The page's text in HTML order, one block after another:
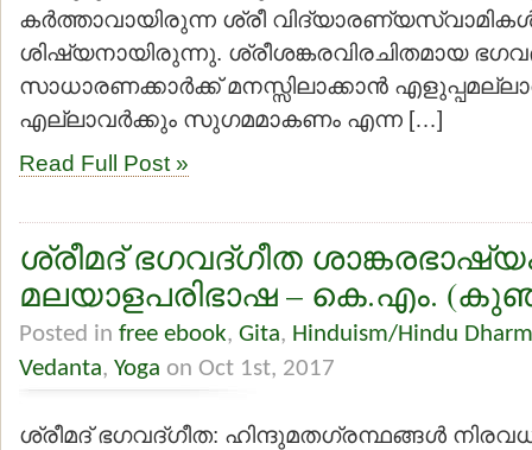
കര്‍ത്താവായിരുന്ന ശ്രീ വിദ്യാരണ്യസ്വാമികള്‍
ശിഷ്യനായിരുന്നു. ശ്രീശങ്കരവിരചിതമായ
സാധാരണക്കാര്‍ക്ക് മനസ്സിലാക്കാന്‍
എല്ലാവര്‍ക്കും സുഗമമാകണം എന്ന […]
Read Full Post »
ശ്രീമദ് ഭഗവദ്ഗീത
മലയാളപരിഭാഷ – കെ.എം.
Posted in free ebook, Gita, Hinduism/Hindu
Vedanta, Yoga on Oct 1st, 2017
ശ്രീമദ് ഭഗവദ്ഗീത: ഹിന്ദുമതഗ്രന്ഥങ്ങള്‍